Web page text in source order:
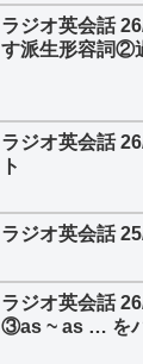
ラジオ英会話
す派生形容詞②
ラジオ英会話
ト
ラジオ英会話
ラジオ英会話
③as ~ as … を